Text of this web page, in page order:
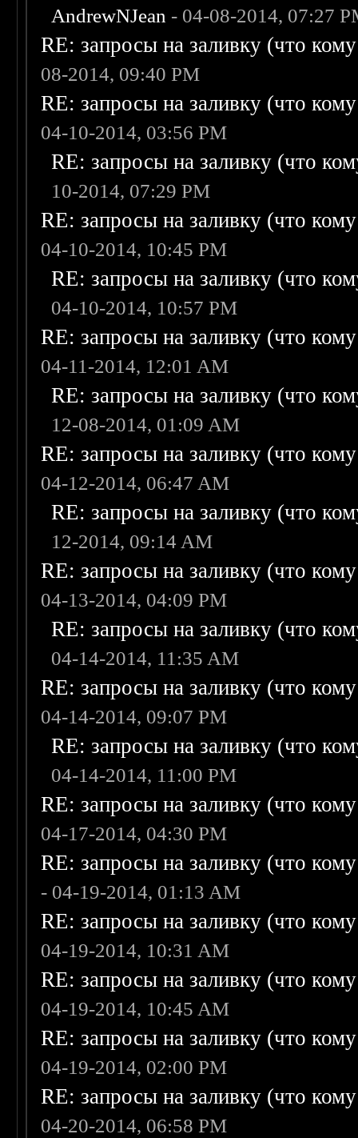
AndrewNJean - 04-08-2014, 07:27
RE: запросы на заливку (что
08-2014, 09:40 PM
RE: запросы на заливку (что
04-10-2014, 03:56 PM
RE: запросы на заливку (что
10-2014, 07:29 PM
RE: запросы на заливку (что
04-10-2014, 10:45 PM
RE: запросы на заливку (что
04-10-2014, 10:57 PM
RE: запросы на заливку (что
04-11-2014, 12:01 AM
RE: запросы на заливку (что
12-08-2014, 01:09 AM
RE: запросы на заливку (что
04-12-2014, 06:47 AM
RE: запросы на заливку (что
12-2014, 09:14 AM
RE: запросы на заливку (что
04-13-2014, 04:09 PM
RE: запросы на заливку (что
04-14-2014, 11:35 AM
RE: запросы на заливку (что
04-14-2014, 09:07 PM
RE: запросы на заливку (что
04-14-2014, 11:00 PM
RE: запросы на заливку (что
04-17-2014, 04:30 PM
RE: запросы на заливку (что
- 04-19-2014, 01:13 AM
RE: запросы на заливку (что
04-19-2014, 10:31 AM
RE: запросы на заливку (что
04-19-2014, 10:45 AM
RE: запросы на заливку (что
04-19-2014, 02:00 PM
RE: запросы на заливку (что
04-20-2014, 06:58 PM